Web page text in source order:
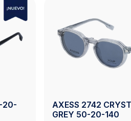
2743 BLACK 50-19-